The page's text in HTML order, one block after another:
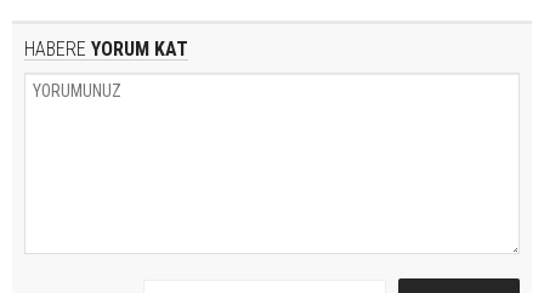
HABERE YORUM KAT